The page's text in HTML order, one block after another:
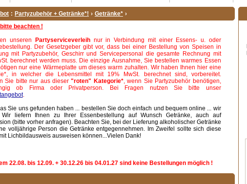
: Partyzubehör + Getränke*! › Getränke* ›
beachten !
unseren Partyserviceverleihnur in Verbindung mit einer Essens- u. oder
Der Gesetzgeber gibt vor, dass bei einer Bestellung von Speisen in
mit Partyzubehör, Geschirr und Servicepersonal die gesamte Rechnung mit
berechnet werden muss. Die einzige Ausnahme, Sie bestellen warmes Essen
nur eine Wärmeplatte um dieses warm zuhalten. Wir haben Ihnen hier eine
in welcher die Lebensmittel mit 19% MwSt. berechnet sind, vorbereitet.
Sie bitte nur aus dieser "roten" Kategorie*, wenn Sie Partyzubehör benötigen,
ob Firma oder Privatperson. Bei Fragen nutzen Sie bitte unser
.
Sie uns gefunden haben ... bestellen Sie doch einfach und bequem online ... wir
Wir liefern Ihnen zu Ihrer Essenbestellung auf Wunsch Getränke, auch auf
(bitte vorher anfragen). Beachten Sie, bei der Lieferung alkoholischer Getränke
volljährige Person die Getränke entgegennehmen. Im Zweifel sollte sich diese
Lichbildausweis ausweisen können...Vielen Dank!
22.08. bis 12.09. + 30.12.26 bis 04.01.27 sind keine Bestellungen möglich !